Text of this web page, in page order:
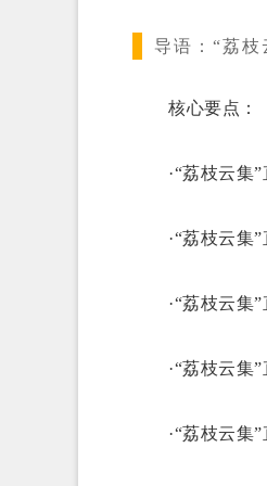
导语： “荔枝
核心要点：
·“荔枝云集”
·“荔枝云集”
·“荔枝云集”
·“荔枝云集”
·“荔枝云集”